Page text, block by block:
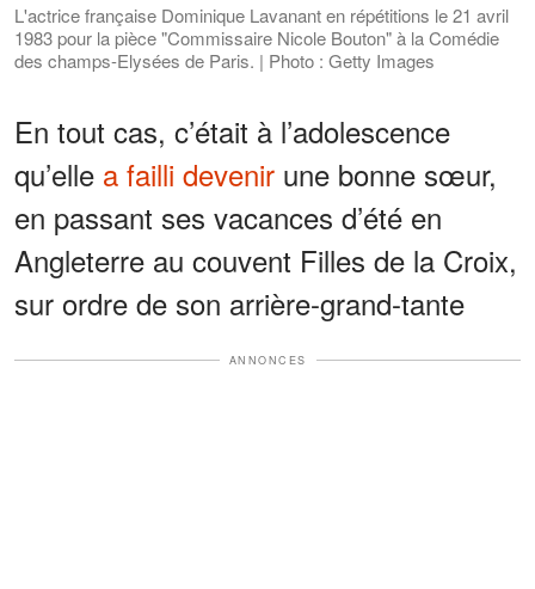
L'actrice française Dominique Lavanant en répétitions le 21 avril
1983 pour la pièce "Commissaire Nicole Bouton" à la Comédie
des champs-Elysées de Paris. | Photo : Getty Images
En tout cas, c’était à l’adolescence
qu’elle a failli devenir une bonne sœur,
en passant ses vacances d’été en
Angleterre au couvent Filles de la Croix,
sur ordre de son arrière-grand-tante
ANNONCES